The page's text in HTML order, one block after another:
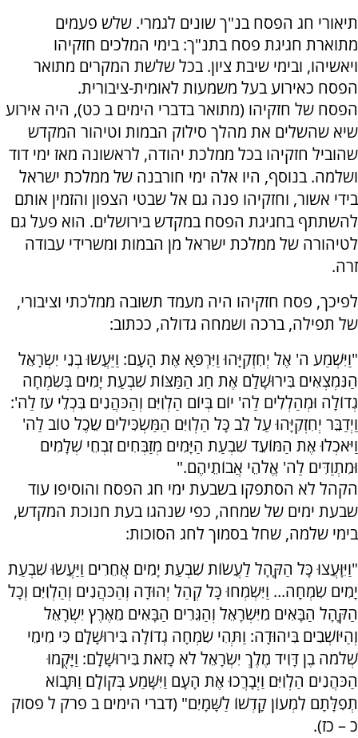
תיאורי חג הפסח בנ"ך שונים לגמרי. שלש פעמים
מתוארת חגיגת פסח בתנ"ך: בימי המלכים חזקיהו
ויאשיהו, ובימי שיבת ציון. בכל שלשת המקרים מתואר
הפסח כאירוע בעל משמעות לאומית-ציבורית.
הפסח של חזקיהו (מתואר בדברי הימים ב כט), היה אירוע
שיא שהשלים את מהלך סילוק הבמות וטיהור המקדש
שהוביל חזקיהו בכל ממלכת יהודה, לראשונה מאז ימי דוד
ושלמה. בנוסף, היו אלה ימי חורבנה של ממלכת ישראל
בידי אשור, וחזקיהו פנה גם אל שבטי הצפון והזמין אותם
להשתתף בחגיגת הפסח במקדש בירושלים. הוא פעל גם
לטיהורה של ממלכת ישראל מן הבמות ומשרידי עבודה
זרה.
לפיכך, פסח חזקיהו היה מעמד תשובה ממלכתי וציבורי,
של תפילה, ברכה ושמחה גדולה, ככתוב:
"וַיִּשְׁמַע ה' אֶל יְחִזְקִיָּהוּ וַיִּרְפָּא אֶת הָעָם: וַיַּעֲשׂוּ בְנֵי יִשְׂרָאֵל
הַנִּמְצְאִים בִּירוּשָׁלִַם אֶת חַג הַמַּצּוֹת שִׁבְעַת יָמִים בְּשִׂמְחָה
גְדוֹלָה וּמְהַלְלִים לַה' יוֹם בְּיוֹם הַלְוִיִּם וְהַכֹּהֲנִים בִּכְלֵי עֹז לַה':
וַיְדַבֵּר יְחִזְקִיָּהוּ עַל לֵב כָּל הַלְוִיִּם הַמַּשְׂכִּילִים שֵׂכֶל טוֹב לַה'
וַיֹּאכְלוּ אֶת הַמּוֹעֵד שִׁבְעַת הַיָּמִים מְזַבְּחִים זִבְחֵי שְׁלָמִים
וּמִתְוַדִּים לַה' אֱלֹהֵי אֲבוֹתֵיהֶם."
הקהל לא הסתפקו בשבעת ימי חג הפסח והוסיפו עוד
שבעת ימים של שמחה, כפי שנהגו בעת חנוכת המקדש,
בימי שלמה, שחל בסמוך לחג הסוכות:
"וַיִּוָּעֲצוּ כָּל הַקָּהָל לַעֲשׂוֹת שִׁבְעַת יָמִים אֲחֵרִים וַיַּעֲשׂוּ שִׁבְעַת
יָמִים שִׂמְחָה... וַיִּשְׂמְחוּ כָּל קְהַל יְהוּדָה וְהַכֹּהֲנִים וְהַלְוִיִּם וְכָל
הַקָּהָל הַבָּאִים מִיִּשְׂרָאֵל וְהַגֵּרִים הַבָּאִים מֵאֶרֶץ יִשְׂרָאֵל
וְהַיּוֹשְׁבִים בִּיהוּדָה: וַתְּהִי שִׂמְחָה גְדוֹלָה בִּירוּשָׁלִָם כִּי מִימֵי
שְׁלֹמֹה בֶן דָּוִיד מֶלֶךְ יִשְׂרָאֵל לֹא כָזֹאת בִּירוּשָׁלִָם: וַיָּקֻמוּ
הַכֹּהֲנִים הַלְוִיִּם וַיְבָרֲכוּ אֶת הָעָם וַיִּשָּׁמַע בְּקוֹלָם וַתָּבוֹא
תְפִלָּתָם לִמְעוֹן קָדְשׁוֹ לַשָּׁמָיִם" (דברי הימים ב פרק ל פסוק
כ – כז).